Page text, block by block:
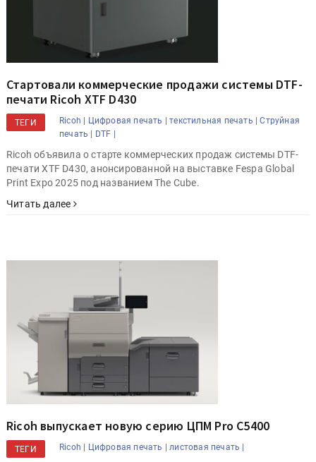
Стартовали коммерческие продажи системы DTF-
печати Ricoh XTF D430
ТЕГИ Ricoh | Цифровая печать | текстильная печать |
Струйная
печать |
DTF |
Ricoh объявила о старте коммерческих продаж системы DTF-
печати XTF D430, анонсированной на выставке Fespa Global
Print Expo 2025 под названием The Cube.
Читать далее
Ricoh выпускает новую серию ЦПМ Pro C5400
ТЕГИ Ricoh | Цифровая печать | листовая печать |